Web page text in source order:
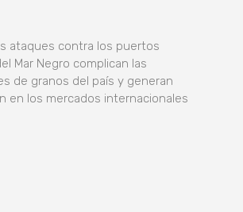
ataques contra los puertos
Mar Negro complican las
de granos del país y generan
en los mercados internacionales